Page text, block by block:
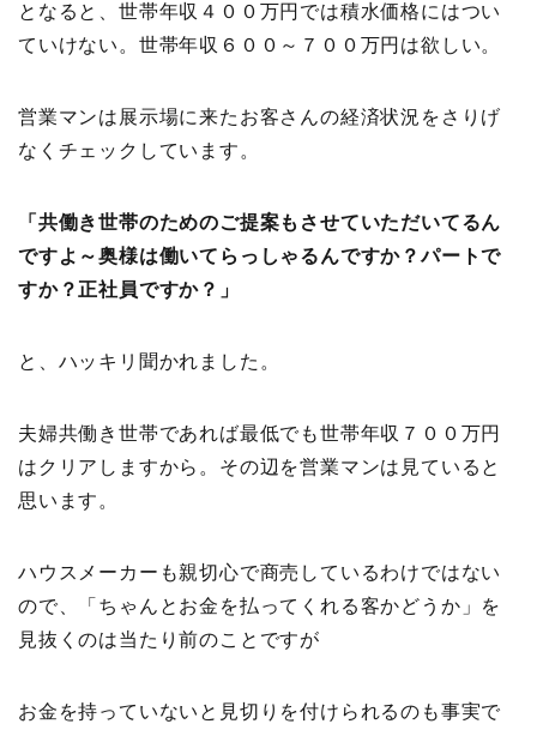
となると、世帯年収４００万円では積水価格にはつい
ていけない。世帯年収６００～７００万円は欲しい。
営業マンは展示場に来たお客さんの経済状況をさりげ
なくチェックしています。
「共働き世帯のためのご提案もさせていただいてるん
ですよ～奥様は働いてらっしゃるんですか？パートで
すか？正社員ですか？」
と、ハッキリ聞かれました。
夫婦共働き世帯であれば最低でも世帯年収７００万円
はクリアしますから。その辺を営業マンは見ていると
思います。
ハウスメーカーも親切心で商売しているわけではない
ので、「ちゃんとお金を払ってくれる客かどうか」を
見抜くのは当たり前のことですが
お金を持っていないと見切りを付けられるのも事実で